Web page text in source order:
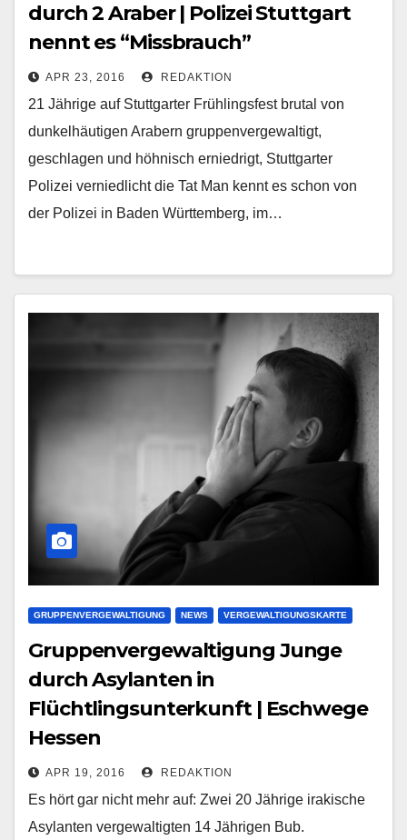
durch 2 Araber | Polizei Stuttgart
nennt es “Missbrauch”
APR 23, 2016 REDAKTION
21 Jährige auf Stuttgarter Frühlingsfest brutal von
dunkelhäutigen Arabern gruppenvergewaltigt,
geschlagen und höhnisch erniedrigt, Stuttgarter
Polizei verniedlicht die Tat Man kennt es schon von
der Polizei in Baden Württemberg, im…
GRUPPENVERGEWALTIGUNG NEWS VERGEWALTIGUNGSKARTE
Gruppenvergewaltigung Junge
durch Asylanten in
Flüchtlingsunterkunft | Eschwege
Hessen
APR 19, 2016 REDAKTION
Es hört gar nicht mehr auf: Zwei 20 Jährige irakische
Asylanten vergewaltigten 14 Jährigen Bub.